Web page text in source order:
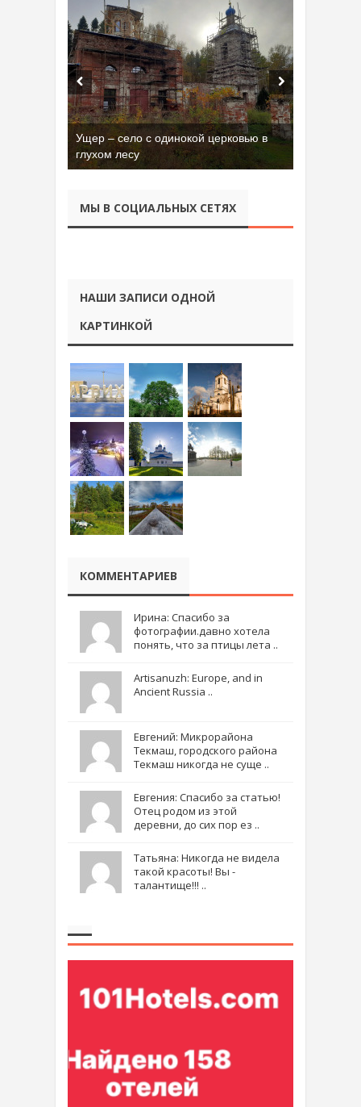
Ущер – село с одинокой церковью в
глухом лесу
Бывшая танковая часть имени Сухэ-
Батора во Владимире
МЫ В СОЦИАЛЬНЫХ СЕТЯХ
НАШИ ЗАПИСИ ОДНОЙ
КАРТИНКОЙ
КОММЕНТАРИЕВ
Ирина: Спасибо за
фотографии.давно хотела
понять, что за птицы лета ..
Artisanuzh: Europe, and in
Ancient Russia ..
Евгений: Микрорайона
Текмаш, городского района
Текмаш никогда не суще ..
Евгения: Спасибо за статью!
Отец родом из этой
деревни, до сих пор ез ..
Татьяна: Никогда не видела
такой красоты! Вы -
талантище!!! ..